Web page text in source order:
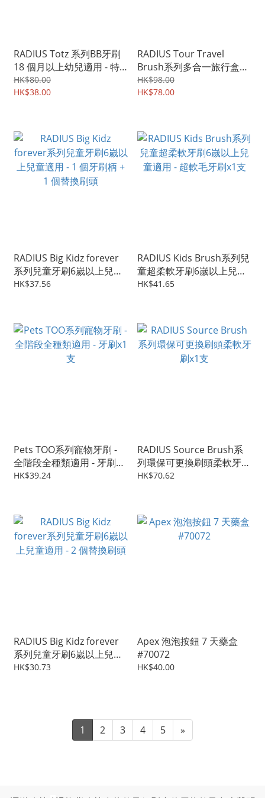
RADIUS Totz 系列BB牙刷
18 個月以上幼兒適用 - 特
軟毛牙刷x1支
HK$80.00
HK$38.00
RADIUS Tour Travel
Brush系列多合一旅行盒可
更換刷頭柔軟牙刷x1支
HK$98.00
HK$78.00
RADIUS Big Kidz forever
系列兒童牙刷6嵗以上兒童
適用 - 1 個牙刷柄 + 1 個替
HK$37.56
RADIUS Kids Brush系列兒
童超柔軟牙刷6嵗以上兒童
適用 - 超軟毛牙刷x1支
HK$41.65
Pets TOO系列寵物牙刷 -
全階段全種類適用 - 牙刷x1
支
HK$39.24
RADIUS Source Brush系
列環保可更換刷頭柔軟牙刷
x1支
HK$70.62
RADIUS Big Kidz forever
系列兒童牙刷6嵗以上兒童
適用 - 2 個替換刷頭
HK$30.73
Apex 泡泡按鈕 7 天藥盒
#70072
HK$40.00
1 2 3 4 5 »